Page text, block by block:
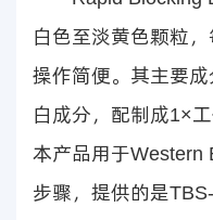
白色至淡黄色颗粒，
操作简便。其主要
白成分，配制成1×
本产品用于Western
步骤，提供的是